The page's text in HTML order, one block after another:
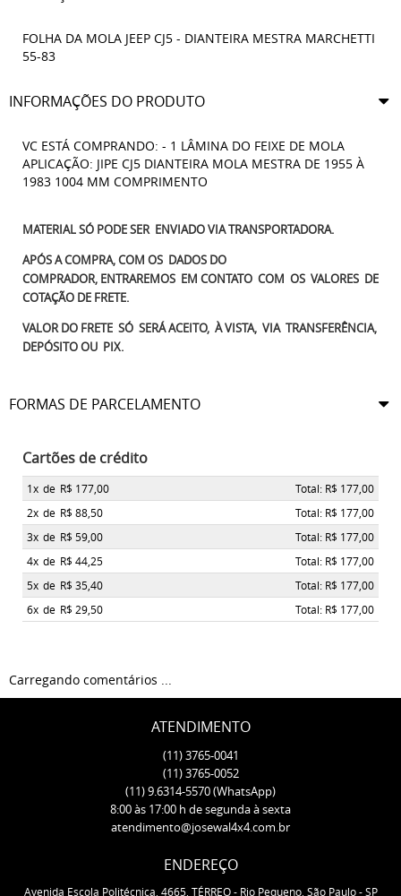
FOLHA DA MOLA JEEP CJ5 - DIANTEIRA MESTRA MARCHETTI
55-83
INFORMAÇÕES DO PRODUTO
VC ESTÁ COMPRANDO: - 1 LÂMINA DO FEIXE DE MOLA
APLICAÇÃO: JIPE CJ5 DIANTEIRA MOLA MESTRA DE 1955 À
1983 1004 MM COMPRIMENTO
MATERIAL SÓ PODE SER ENVIADO VIA TRANSPORTADORA.
APÓS A COMPRA, COM OS DADOS DO
COMPRADOR, ENTRAREMOS EM CONTATO COM OS VALORES DE
COTAÇÃO DE FRETE.
VALOR DO FRETE SÓ SERÁ ACEITO, À VISTA, VIA TRANSFERÊNCIA,
DEPÓSITO OU PIX.
FORMAS DE PARCELAMENTO
Cartões de crédito
1x de R$ 177,00
Total: R$ 177,00
2x de R$ 88,50
Total: R$ 177,00
3x de R$ 59,00
Total: R$ 177,00
4x de R$ 44,25
Total: R$ 177,00
5x de R$ 35,40
Total: R$ 177,00
6x de R$ 29,50 Total: R$ 177,00
Carregando comentários ...
ATENDIMENTO
(11)3765-0041
(11)3765-0052
(11)9.6314-5570(WhatsApp)
8:00 às 17:00 h de segunda à sexta
atendimento@josewal4x4.com.br
ENDEREÇO
Avenida Escola Politécnica, 4665, TÉRREO- Rio Pequeno, São Paulo-SP